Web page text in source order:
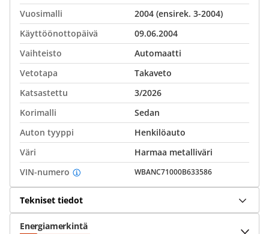
Vuosimalli
2004 (ensirek. 3-2004)
Käyttöönottopäivä
09.06.2004
Vaihteisto
Automaatti
Vetotapa
Takaveto
Katsastettu
3/2026
Korimalli
Sedan
Auton tyyppi
Henkilöauto
Väri
Harmaa metalliväri
VIN-numero
WBANC71000B633586
Tekniset tiedot
Energiamerkintä